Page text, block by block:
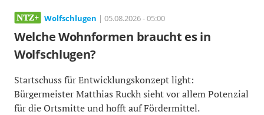
Wolfschlugen | 05.08.2026 - 05:00
Welche Wohnformen braucht es in
Wolfschlugen?
Startschuss für Entwicklungskonzept light:
Bürgermeister Matthias Ruckh sieht vor allem Potenzial
für die Ortsmitte und hofft auf Fördermittel.